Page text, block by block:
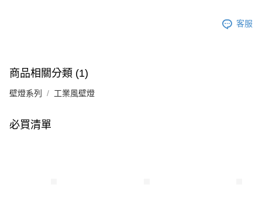
客服
商品相關分類 (1)
壁燈系列 工業風壁燈
必買清單